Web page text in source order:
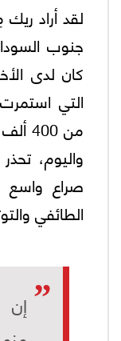
لقد أراد
جنوب
كان لدى
التي
من
واليوم،
صراع واسع
الطائفي
إن